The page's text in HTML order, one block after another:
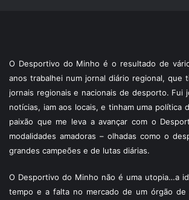
O Desportivo do Minho é o resultado de
anos trabalhei num jornal diário regional,
jornais regionais e nacionais de desporto. Fui
notícias, iam aos locais, e tinham uma política
paixão que me leva a avançar com o
modalidades amadoras – olhadas como o
grandes campeões e de lutas diárias.
O Desportivo do Minho não é uma utopia…a
tempo e a falta no mercado de um órgão de